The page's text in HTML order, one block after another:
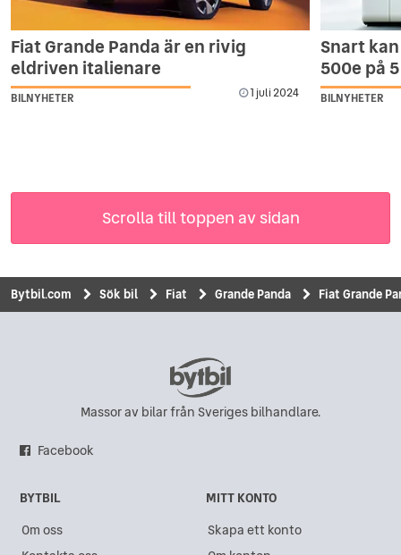
Fiat Grande Panda är en rivig
eldriven italienare
BILNYHETER 1 juli 2024
Snart
500e på
BILNYHETER
Scrolla till toppen av sidan
Bytbil.com Sök bil Fiat Grande Panda Fiat Grande
Massor av bilar från Sveriges bilhandlare.
Facebook
BYTBIL
Om oss
MITT KONTO
Skapa ett konto